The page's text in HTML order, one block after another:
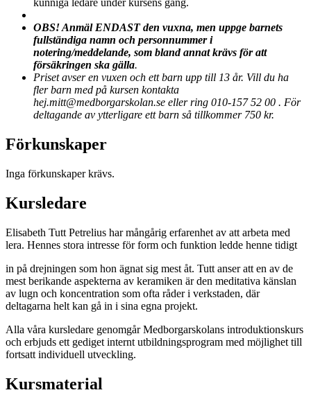
kunniga ledare under kursens gång.
OBS! Anmäl ENDAST den vuxna, men uppge barnets
fullständiga namn och personnummer i
notering/meddelande, som bland annat krävs för att
försäkringen ska gälla.
Priset avser en vuxen och ett barn upp till 13 år. Vill du ha
fler barn med på kursen kontakta
hej.mitt@medborgarskolan.se eller ring 010-157 52 00 . För
deltagande av ytterligare ett barn så tillkommer 750 kr.
Förkunskaper
Inga förkunskaper krävs.
Kursledare
Elisabeth Tutt Petrelius har mångårig erfarenhet av att arbeta med
lera. Hennes stora intresse för form och funktion ledde henne tidigt
in på drejningen som hon ägnat sig mest åt. Tutt anser att en av de
mest berikande aspekterna av keramiken är den meditativa känslan
av lugn och koncentration som ofta råder i verkstaden, där
deltagarna helt kan gå in i sina egna projekt.
Alla våra kursledare genomgår Medborgarskolans introduktionskurs
och erbjuds ett gediget internt utbildningsprogram med möjlighet till
fortsatt individuell utveckling.
Kursmaterial